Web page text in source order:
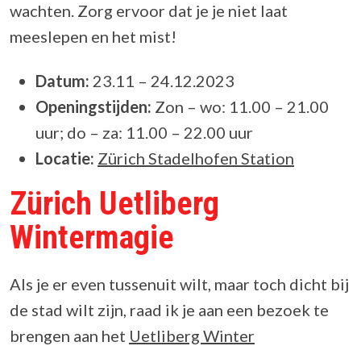
wachten. Zorg ervoor dat je je niet laat
meeslepen en het mist!
Datum: 23.11 – 24.12.2023
Openingstijden: Zon – wo: 11.00 – 21.00
uur; do – za: 11.00 – 22.00 uur
Locatie: Zürich Stadelhofen Station
Zürich Uetliberg
Wintermagie
Als je er even tussenuit wilt, maar toch dicht bij
de stad wilt zijn, raad ik je aan een bezoek te
brengen aan het Uetliberg Winter